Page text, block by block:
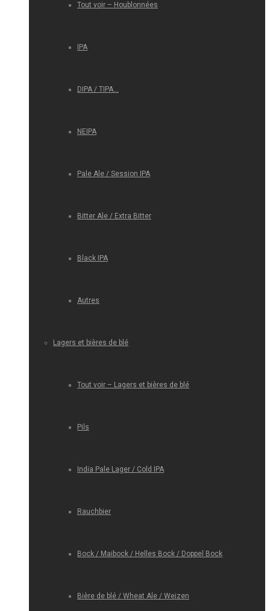
Tout voir – Houblonnées
IPA
DIPA / TIPA…
NEIPA
Pale Ale / Session IPA
Bitter Ale / Extra Bitter
Black IPA
Autres
Lagers et bières de blé
Tout voir – Lagers et bières de blé
Pils
India Pale Lager / Cold IPA
Rauchbier
Bock / Maibock / Helles Bock / Doppel Bock
Bière de blé / Wheat Ale / Weizen